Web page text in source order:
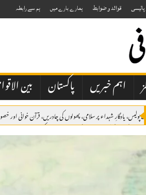
قوائد و ضوابط ہمارے بارے میں ہم سے رابطہ
اہم خبریں پاکستان بین
یادگارِ شہداء پر سلامی، پھولوں کی چادریں، قرآن خوانی
عالمی سطح پر اجاگر کرتے رہیں گے، یومِ استحصال کشمیر کانفرنس میں